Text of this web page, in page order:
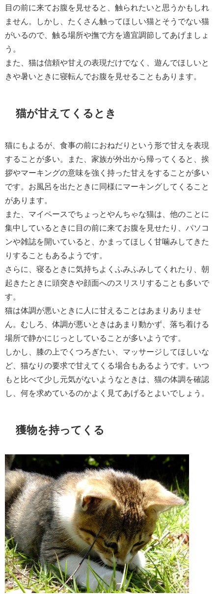
目の前に来てお腹を見せると、触られたいと思うかもしれ
ません。しかし、たくさん触ってほしい猫とそうでない猫
がいるので、触る場所や撫で方を適宜調節してあげましょ
う。
また、猫は信頼や甘えの表現だけでなく、遊んでほしいと
きや暑いときに寝転んでお腹を見せることもあります。
猫が甘えてくるとき
猫にもよるが、食事の前におねだりという形で甘えを表現
することが多い。また、家族が外出から帰ってくると、挨
拶やマーキングの意味を強く持った甘えをすることが多い
です。お風呂を出たときに同様にマーキングしてくること
があります。
また、マイペースでちょっとやんちゃな猫は、他のことに
集中しているときに目の前に来てお腹を見せたり、パソコ
ンや雑誌を開いていると、かまってほしく甘噛みしてきた
りすることもあるようです。
さらに、寝るときに気持ちよくふみふみしてくれたり、朝
起きたときに頭突きや顔面へのスリスリすることも多いで
す。
猫は体調が悪いときに人に甘えることはあまりありませ
ん。むしろ、体調が悪いときはあまり動かず、落ち着ける
場所で静かにじっとしていることが多いようです。
しかし、膝の上でくつろぎたい、マッサージしてほしいな
ど、猫なりの要求で甘えてくる場合もあるようです。いつ
もと比べて少し元気がないようなときは、猫の体調を確認
し、何を求めているのかよく見てあげるとよいでしょう。
獲物を持ってくる